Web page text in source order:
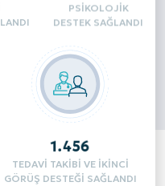
PSIKOLOJIK
DESTEK SAĞLANDI
888
TEDAVI TAKIBI VE IKINCI
GÖRÜŞ DESTEĞI SAĞLANDI